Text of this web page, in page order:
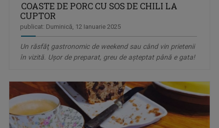
COASTE DE PORC CU SOS DE CHILI LA
CUPTOR
publicat: Duminică, 12 Ianuarie 2025
Un răsfăţ gastronomic de weekend sau când vin prietenii
în vizită. Uşor de preparat, greu de aşteptat până e gata!